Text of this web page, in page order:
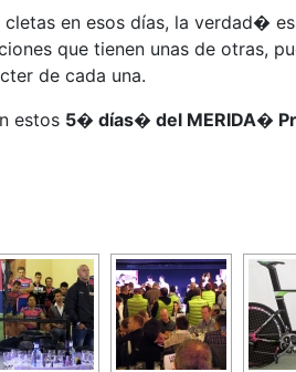
en esos días, la verdad�
que tienen unas de otras,
de cada una.
estos 5� días� del MERIDA�